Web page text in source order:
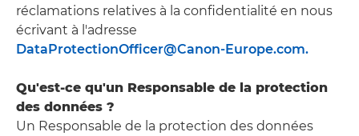
réclamations relatives à la confidentialité en nous
écrivant à l'adresse
DataProtectionOfficer@Canon-Europe.com.
Qu'est-ce qu'un Responsable de la protection
des données ?
Un Responsable de la protection des données